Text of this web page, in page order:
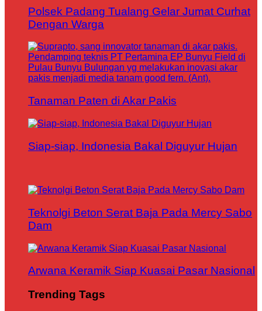
Polsek Padang Tualang Gelar Jumat Curhat
Dengan Warga
Tanaman Paten di Akar Pakis
Siap-siap, Indonesia Bakal Diguyur Hujan
Teknolgi Beton Serat Baja Pada Mercy Sabo
Dam
Arwana Keramik Siap Kuasai Pasar Nasional
Trending Tags